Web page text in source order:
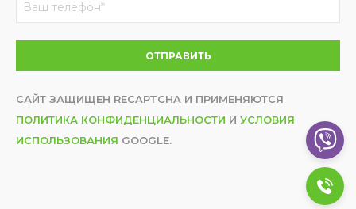
САЙТ ЗАЩИЩЕН RECAPTCHA И ПРИМЕНЯЮТСЯ
ПОЛИТИКА КОНФИДЕНЦИАЛЬНОСТИ И УСЛОВИЯ
ИСПОЛЬЗОВАНИЯ GOOGLE.